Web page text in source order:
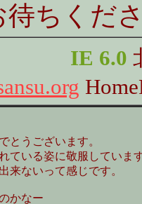
待ちくだ
IE 6.0
とうございます。
ている姿に敬服していま
来ないって感じです。
かなー